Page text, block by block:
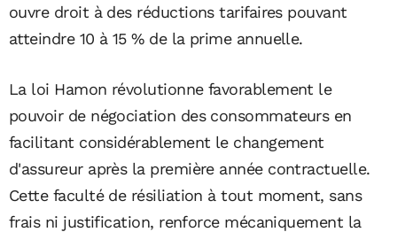
ouvre droit à des réductions tarifaires pouvant
atteindre 10 à 15 % de la prime annuelle.
La loi Hamon révolutionne favorablement le
pouvoir de négociation des consommateurs en
facilitant considérablement le changement
d'assureur après la première année contractuelle.
Cette faculté de résiliation à tout moment, sans
frais ni justification, renforce mécaniquement la